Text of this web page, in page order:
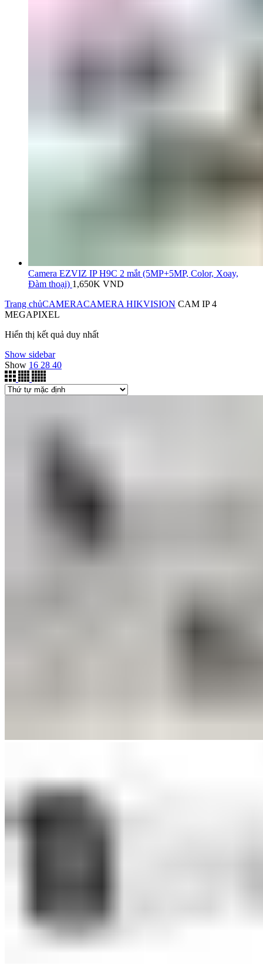
Camera EZVIZ IP H9C 2 mắt (5MP+5MP, Color, Xoay,
Đàm thoại) 1,650K VND
Trang chủCAMERACAMERA HIKVISION CAM IP 4
MEGAPIXEL
Hiển thị kết quả duy nhất
Show sidebar
Show 16 28 40